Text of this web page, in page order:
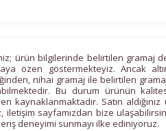
ürün bilgilerinde belirtilen gramaj
özen göstermekteyiz. Ancak
nihai gramaj ile belirtilen
Bu durum ürünün
kaynaklanmaktadır. Satın
iletişim sayfamızdan bize
deneyimi sunmayı ilke ediniyoruz.